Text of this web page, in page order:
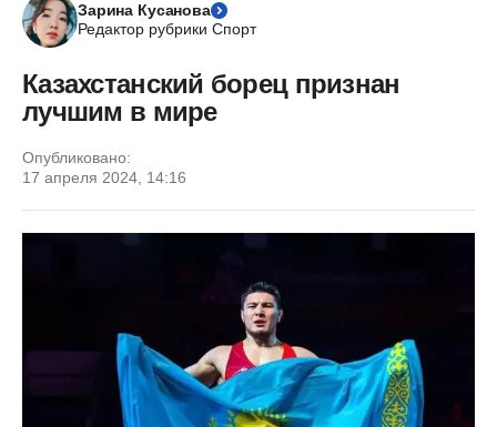
Зарина Кусанова
Редактор рубрики Спорт
Казахстанский борец признан
лучшим в мире
Опубликовано:
17 апреля 2024, 14:16